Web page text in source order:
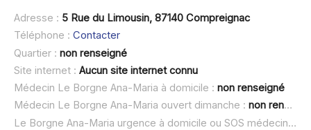
Adresse : 5 Rue du Limousin, 87140 Compreignac
Téléphone : Contacter
Quartier : non renseigné
Site internet : Aucun site internet connu
Médecin Le Borgne Ana-Maria à domicile : non renseigné
Médecin Le Borgne Ana-Maria ouvert dimanche : non renseigné
Le Borgne Ana-Maria urgence à domicile ou SOS médecin :